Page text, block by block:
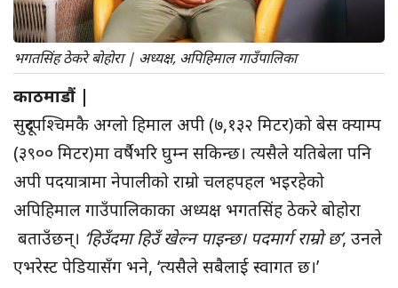
भगतसिंह ठेकरे बोहोरा | अध्यक्ष, अपिहिमाल गाउँपालिका
काठमाडौं |
सुदूरपश्चिमकै अग्लो हिमाल अपी (७,१३२ मिटर)को बेस क्याम्प
(३९०० मिटर)मा वर्षैभरि घुम्न सकिन्छ। त्यसैले यतिबेला पनि
अपी पदयात्रामा नेपालीको राम्रो चलहपहल भइरहेको
अपिहिमाल गाउँपालिकाका अध्यक्ष भगतसिंह ठेकरे बोहोरा
बताउँछन्। ‘हिउँदमा हिउँ खेल्न पाइन्छ। पदमार्ग राम्रो छ’, उनले
एभरेस्ट पेडियासँग भने, ‘त्यसैले सबैलाई स्वागत छ।’